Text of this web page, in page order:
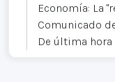
Economía: La
Comunicado
De última hora